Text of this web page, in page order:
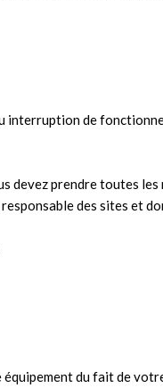
de
devez prendre toutes
des sites et
équipement du fait de